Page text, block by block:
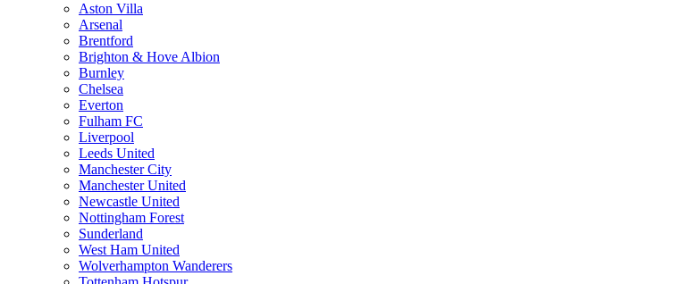
Aston Villa
Arsenal
Brentford
Brighton & Hove Albion
Burnley
Chelsea
Everton
Fulham FC
Liverpool
Leeds United
Manchester City
Manchester United
Newcastle United
Nottingham Forest
Sunderland
West Ham United
Wolverhampton Wanderers